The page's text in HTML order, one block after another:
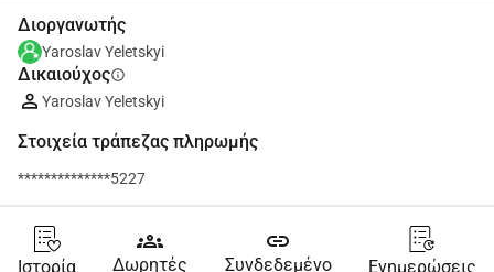
Διοργανωτής
Yaroslav Yeletskyi
Δικαιούχοςinfo
Yaroslav Yeletskyi
Στοιχεία τράπεζας πληρωμής
**************5227
Ιστορία
groups
Δωρητές
link
Συνδεδεμένο Ενημερώσεις